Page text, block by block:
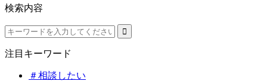
検索内容
注目キーワード
＃相談したい